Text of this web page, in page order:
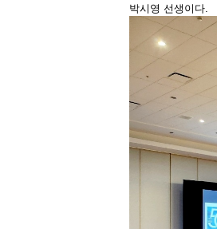
박시영 선생이다.